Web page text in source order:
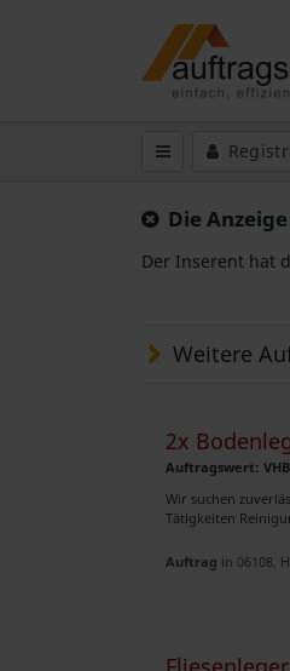
Die
Der Inserent hat
Weitere
2x
Auftragswert: VHB
Wir suchen
Tätigkeiten
Auftrag in 06108,